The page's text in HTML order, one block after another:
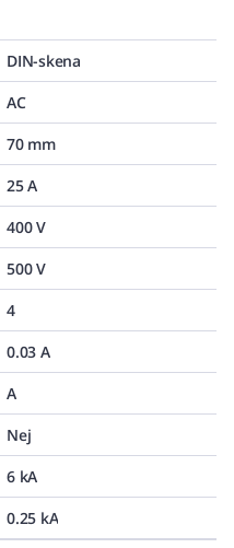
DIN-skena
AC
70 mm
25 A
400 V
500 V
4
0.03 A
A
Nej
6 kA
0.25 kA